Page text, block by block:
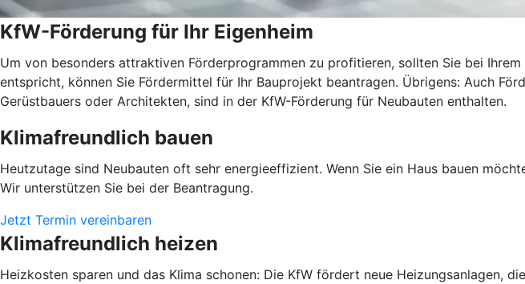
KfW-Förderung für Ihr Eigenheim
Um von besonders attraktiven Förderprogrammen zu profitieren, sollten Sie bei
entspricht, können Sie Fördermittel für Ihr Bauprojekt beantragen. Übrigens: Auch
Gerüstbauers oder Architekten, sind in der KfW-Förderung für Neubauten enthalten.
Klimafreundlich bauen
Heutzutage sind Neubauten oft sehr energieeffizient. Wenn Sie ein Haus bauen
Wir unterstützen Sie bei der Beantragung.
Jetzt Termin vereinbaren
Klimafreundlich heizen
Heizkosten sparen und das Klima schonen: Die KfW fördert neue Heizungsanlagen,